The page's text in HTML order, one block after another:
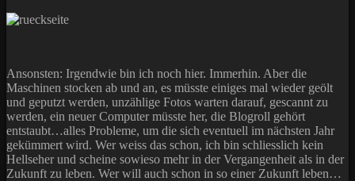
Ansonsten: Irgendwie bin ich noch hier. Immerhin. Aber die
Maschinen stocken ab und an, es müsste einiges mal wieder geölt
und geputzt werden, unzählige Fotos warten darauf, gescannt zu
werden, ein neuer Computer müsste her, die Blogroll gehört
entstaubt…alles Probleme, um die sich eventuell im nächsten Jahr
gekümmert wird. Wer weiss das schon, ich bin schliesslich kein
Hellseher und scheine sowieso mehr in der Vergangenheit als in der
Zukunft zu leben. Wer will auch schon in so einer Zukunft leben…